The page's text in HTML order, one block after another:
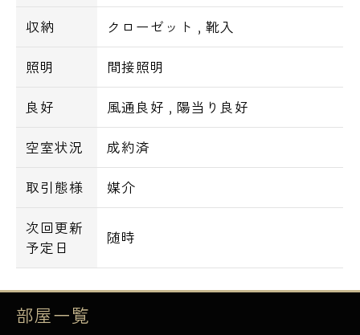
収納 クローゼット , 靴入
照明 間接照明
良好 風通良好 , 陽当り良好
空室状況 成約済
取引態様 媒介
次回更新
予定日
随時
部屋一覧